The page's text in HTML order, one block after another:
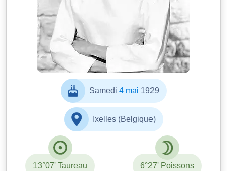
Samedi 4 mai 1929
Ixelles (Belgique)
13°07' Taureau 6°27' Poissons